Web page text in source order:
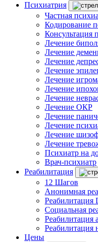
Психиатрия
Частная
Кодирование
Консультация
Лечение
Лечение
Лечение
Лечение
Лечение
Лечение
Лечение
Лечение ОКР
Лечение
Лечение
Лечение
Лечение
Психиатр на
Врач-психиатр
Реабилитация
12 Шагов
Анонимная
Реабилитация
Социальная
Реабилитация
Реабилитация
Цены